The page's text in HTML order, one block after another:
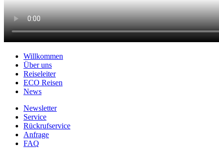
Willkommen
Über uns
Reiseleiter
ECO Reisen
News
Newsletter
Service
Rückrufservice
Anfrage
FAQ